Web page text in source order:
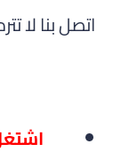
اتصل بنا